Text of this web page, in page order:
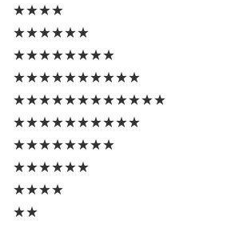
★★★★
★★★★★★
★★★★★★★★
★★★★★★★★★★
★★★★★★★★★★★★
★★★★★★★★★★
★★★★★★★★
★★★★★★
★★★★
★★